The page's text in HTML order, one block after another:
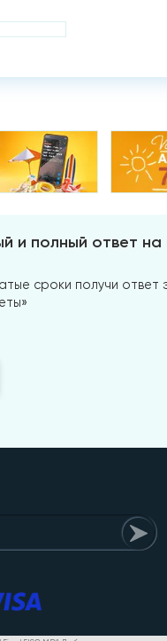
и полный ответ на
сроки получи ответ